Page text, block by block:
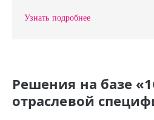
Узнать подробнее
Решения на базе
отраслевой